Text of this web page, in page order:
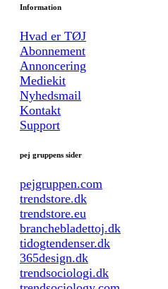
Information
Hvad er TØJ
Abonnement
Annoncering
Mediekit
Nyhedsmail
Kontakt
Support
pej gruppens sider
pejgruppen.com
trendstore.dk
trendstore.eu
branchebladettoj.dk
tidogtendenser.dk
365design.dk
trendsociologi.dk